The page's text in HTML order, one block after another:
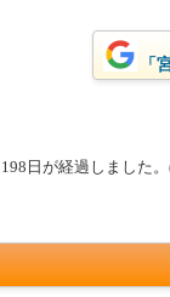
「
日が経過しました